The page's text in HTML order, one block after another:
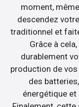
moment,
descendez
traditionnel et
Grâce à
durablement
production de vos
des
énergétique